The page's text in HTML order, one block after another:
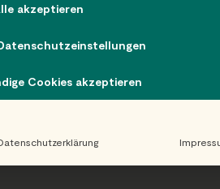
akzeptieren
Cookies akzeptieren